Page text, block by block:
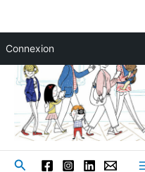
Connexion
contenu
Rechercher